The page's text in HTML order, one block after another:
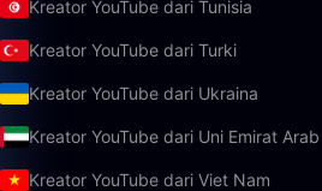
Kreator YouTube dari Tunisia
Kreator YouTube dari Turki
Kreator YouTube dari Ukraina
Kreator YouTube dari Uni Emirat Arab
Kreator YouTube dari Viet Nam